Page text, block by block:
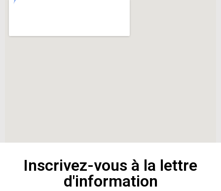
Inscrivez-vous à la lettre
d'information